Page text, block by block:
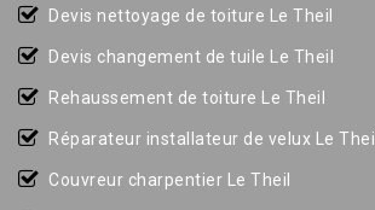
Devis nettoyage de toiture Le Theil
Devis changement de tuile Le Theil
Rehaussement de toiture Le Theil
Réparateur installateur de velux Le Theil
Couvreur charpentier Le Theil